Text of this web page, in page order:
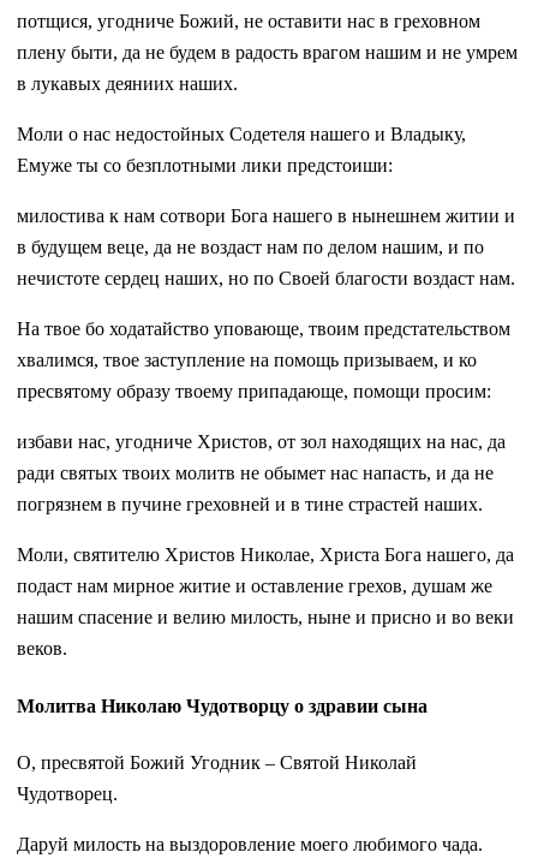
потщися, угодниче Божий, не оставити нас в греховном
плену быти, да не будем в радость врагом нашим и не умрем
в лукавых деяниих наших.
Моли о нас недостойных Содетеля нашего и Владыку,
Емуже ты со безплотными лики предстоиши:
милостива к нам сотвори Бога нашего в нынешнем житии и
в будущем веце, да не воздаст нам по делом нашим, и по
нечистоте сердец наших, но по Своей благости воздаст нам.
На твое бо ходатайство уповающе, твоим предстательством
хвалимся, твое заступление на помощь призываем, и ко
пресвятому образу твоему припадающе, помощи просим:
избави нас, угодниче Христов, от зол находящих на нас, да
ради святых твоих молитв не обымет нас напасть, и да не
погрязнем в пучине греховней и в тине страстей наших.
Моли, святителю Христов Николае, Христа Бога нашего, да
подаст нам мирное житие и оставление грехов, душам же
нашим спасение и велию милость, ныне и присно и во веки
веков.
Молитва Николаю Чудотворцу о здравии сына
О, пресвятой Божий Угодник – Святой Николай
Чудотворец.
Даруй милость на выздоровление моего любимого чада.